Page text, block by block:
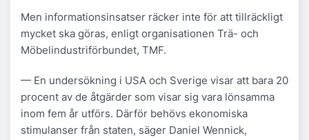
Men informationsinsatser räcker inte för att tillräckligt
mycket ska göras, enligt organisationen Trä- och
Möbelindustriförbundet, TMF.
— En undersökning i USA och Sverige visar att bara 20
procent av de åtgärder som visar sig vara lönsamma
inom fem år utförs. Därför behövs ekonomiska
stimulanser från staten, säger Daniel Wennick,